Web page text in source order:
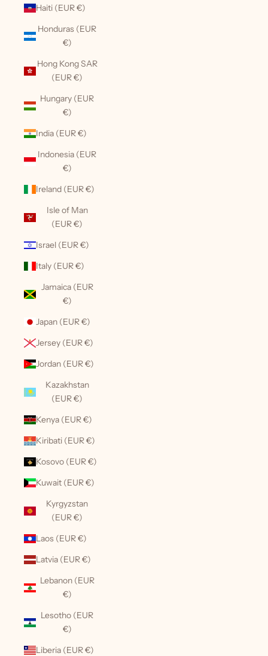
Haiti (EUR €)
Honduras (EUR
€)
Hong Kong SAR
(EUR €)
Hungary (EUR
€)
India (EUR €)
Indonesia (EUR
€)
Ireland (EUR €)
Isle of Man
(EUR €)
Israel (EUR €)
Italy (EUR €)
Jamaica (EUR
€)
Japan (EUR €)
Jersey (EUR €)
Jordan (EUR €)
Kazakhstan
(EUR €)
Kenya (EUR €)
Kiribati (EUR €)
Kosovo (EUR €)
Kuwait (EUR €)
Kyrgyzstan
(EUR €)
Laos (EUR €)
Latvia (EUR €)
Lebanon (EUR
€)
Lesotho (EUR
€)
Liberia (EUR €)